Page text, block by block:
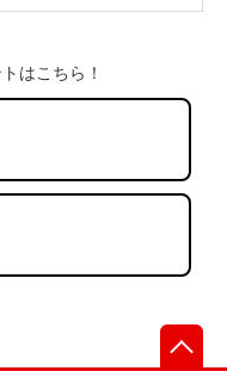
はこちら！